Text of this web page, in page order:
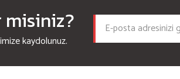
misiniz?
kaydolunuz.